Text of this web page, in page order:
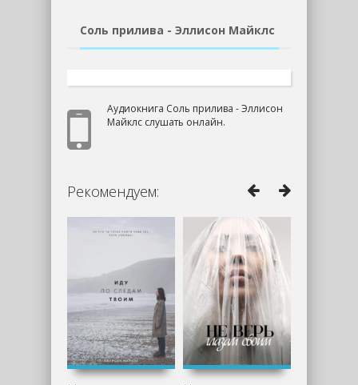
Соль прилива - Эллисон Майклс
Аудиокнига Соль прилива - Эллисон
Майклс слушать онлайн.
Рекомендуем: